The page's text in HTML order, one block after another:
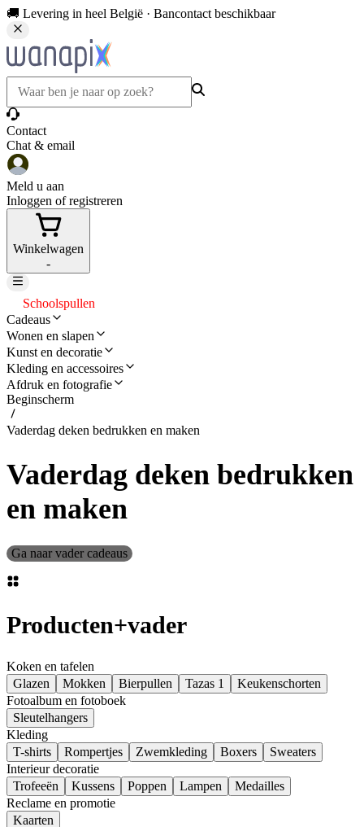
🚚 Levering in heel België · Bancontact beschikbaar
Contact
Chat & email
Meld u aan
Inloggen of registreren
Winkelwagen
-
Schoolspullen
Cadeaus
Wonen en slapen
Kunst en decoratie
Kleding en accessoires
Afdruk en fotografie
Beginscherm
Vaderdag deken bedrukken en maken
Vaderdag deken bedrukken
en maken
Ga naar vader cadeaus
Producten+vader
Koken en tafelen
Glazen
Mokken Bierpullen Tazas 1
Keukenschorten
Fotoalbum en fotoboek
Sleutelhangers
Kleding
T-shirts
Rompertjes Zwemkleding Boxers
Sweaters
Interieur decoratie
Trofeeën
Kussens Poppen Lampen
Medailles
Reclame en promotie
Kaarten